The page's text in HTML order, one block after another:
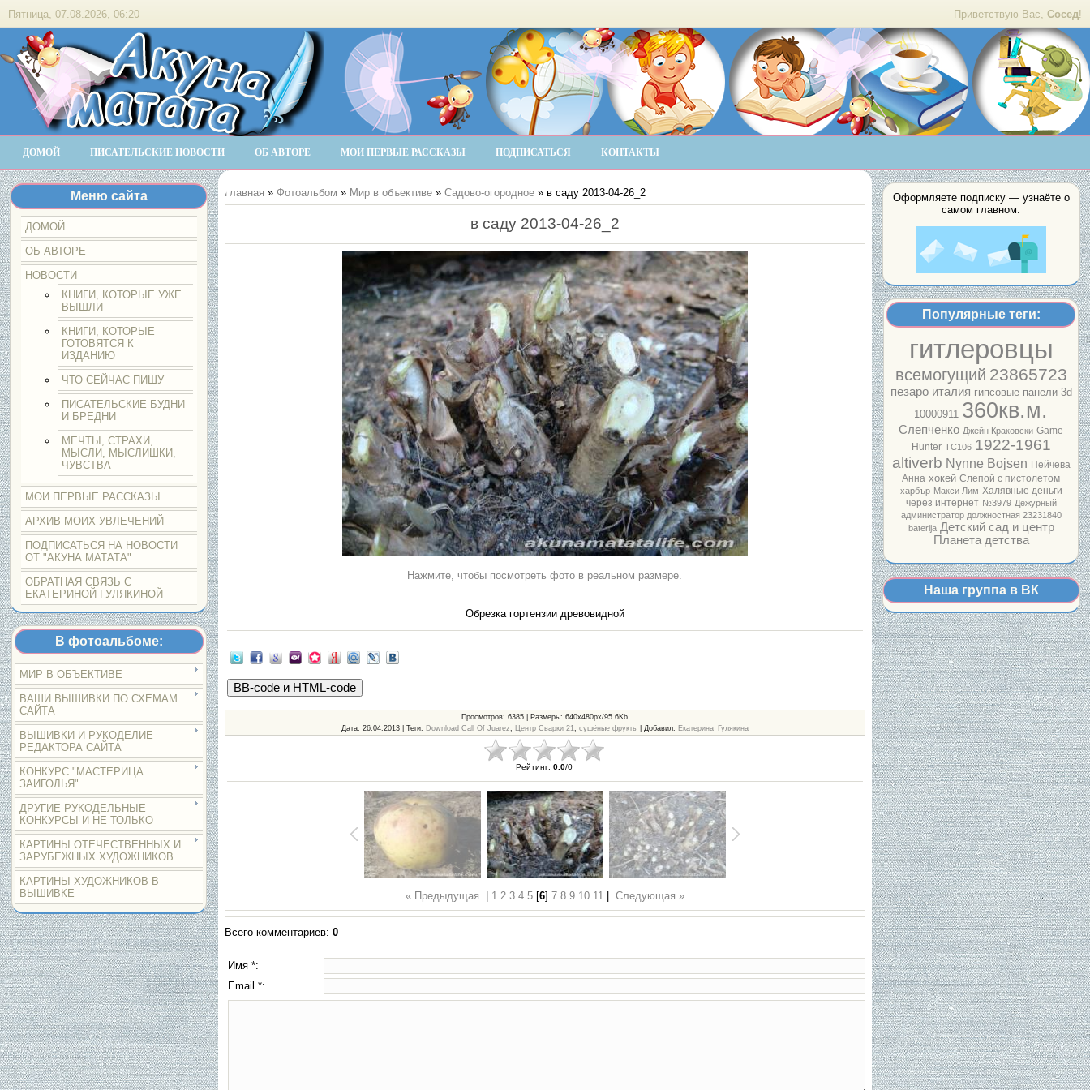
Приветствую Вас, Сосед!
Пятница, 07.08.2026, 06:20
ДОМОЙ ПИСАТЕЛЬСКИЕ НОВОСТИ ОБ АВТОРЕ МОИ ПЕРВЫЕ РАССКАЗЫ ПОДПИСАТЬСЯ КОНТАКТЫ
Меню сайта
ДОМОЙ
ОБ АВТОРЕ
НОВОСТИ
КНИГИ, КОТОРЫЕ УЖЕ
ВЫШЛИ
КНИГИ, КОТОРЫЕ
ГОТОВЯТСЯ К
ИЗДАНИЮ
ЧТО СЕЙЧАС ПИШУ
ПИСАТЕЛЬСКИЕ БУДНИ
И БРЕДНИ
МЕЧТЫ, СТРАХИ,
МЫСЛИ, МЫСЛИШКИ,
ЧУВСТВА
МОИ ПЕРВЫЕ РАССКАЗЫ
АРХИВ МОИХ УВЛЕЧЕНИЙ
ПОДПИСАТЬСЯ НА НОВОСТИ
ОТ "АКУНА МАТАТА"
ОБРАТНАЯ СВЯЗЬ С
ЕКАТЕРИНОЙ ГУЛЯКИНОЙ
В фотоальбоме:
МИР В ОБЪЕКТИВЕ
ВАШИ ВЫШИВКИ ПО СХЕМАМ
САЙТА
ВЫШИВКИ И РУКОДЕЛИЕ
РЕДАКТОРА САЙТА
КОНКУРС "МАСТЕРИЦА
ЗАИГОЛЬЯ"
ДРУГИЕ РУКОДЕЛЬНЫЕ
КОНКУРСЫ И НЕ ТОЛЬКО
КАРТИНЫ ОТЕЧЕСТВЕННЫХ И
ЗАРУБЕЖНЫХ ХУДОЖНИКОВ
КАРТИНЫ ХУДОЖНИКОВ В
ВЫШИВКЕ
Оформляете подписку — узнаёте о
самом главном:
Популярные теги:
гитлеровцы
всемогущий 23865723
пезаро италия гипсовые панели 3d
10000911 360кв.м.
Слепченко Джейн Краковски Game
Hunter ТС106 1922-1961
altiverb Nynne Bojsen Пейчева
Анна хокей Слепой с пистолетом
харбър Макси Лим Халявные деньги
через интернет №3979 Дежурный
администратор должностная 23231840
baterija Детский сад и центр
Планета детства
Наша группа в ВК
Главная » Фотоальбом » Мир в объективе» Садово-огородное» в саду 2013-04-26_2
в саду 2013-04-26_2
Нажмите, чтобы посмотреть фото в реальном размере.
Обрезка гортензии древовидной
Просмотров: 6385 | Размеры: 640x480px/95.6Kb
Дата: 26.04.2013 | Теги: Download Call Of Juarez, Центр Сварки 21, сушёные фрукты| Добавил: Екатерина_Гулякина
Рейтинг:0.0/0
« Предыдущая 1 2 3 4 5[6] 7 8 9 10 11| Следующая »
Всего комментариев: 0
Имя *:
Email *: